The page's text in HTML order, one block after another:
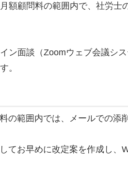
額顧問料の範囲内で、社労
ン面談（Zoomウェブ会議シ
。
の範囲内では、メールでの添
てお早めに改定案を作成し、